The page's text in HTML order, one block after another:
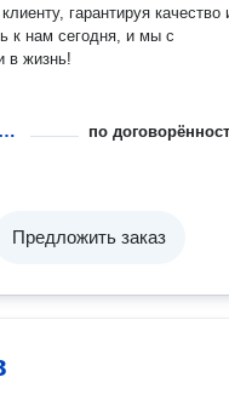
гарантируя качество
в жизнь!
Установка потолочного светильника на планку по
Предложить заказ